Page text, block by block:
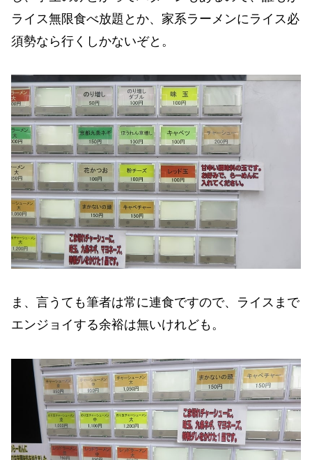
ライス無限食べ放題とか、家系ラーメンにライス必
須勢なら行くしかないぞと。
ま、言うても筆者は常に連食ですので、ライスまで
エンジョイする余裕は無いけれども。